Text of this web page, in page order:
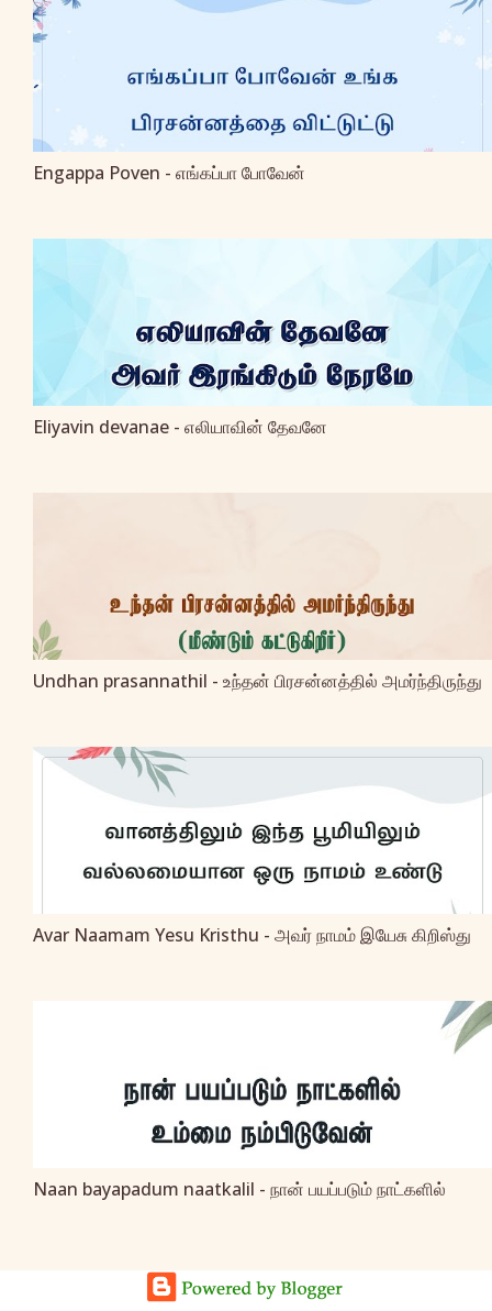
Engappa Poven - எங்கப்பா போவேன்
Eliyavin devanae - எலியாவின் தேவனே
Undhan prasannathil - உந்தன் பிரசன்னத்தில் அமர்ந்திருந்து
Avar Naamam Yesu Kristhu - அவர் நாமம் இயேசு கிறிஸ்து
Naan bayapadum naatkalil - நான் பயப்படும் நாட்களில்